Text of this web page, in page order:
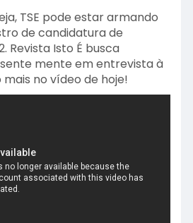
TSE pode estar armando
de candidatura de
Revista Isto É busca
mente em entrevista à
no vídeo de hoje!